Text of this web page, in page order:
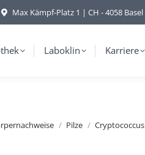
Max Kämpf-Platz 1 | CH - 4058 Basel
Laboklin Karriere
Pilze Cryptococcus